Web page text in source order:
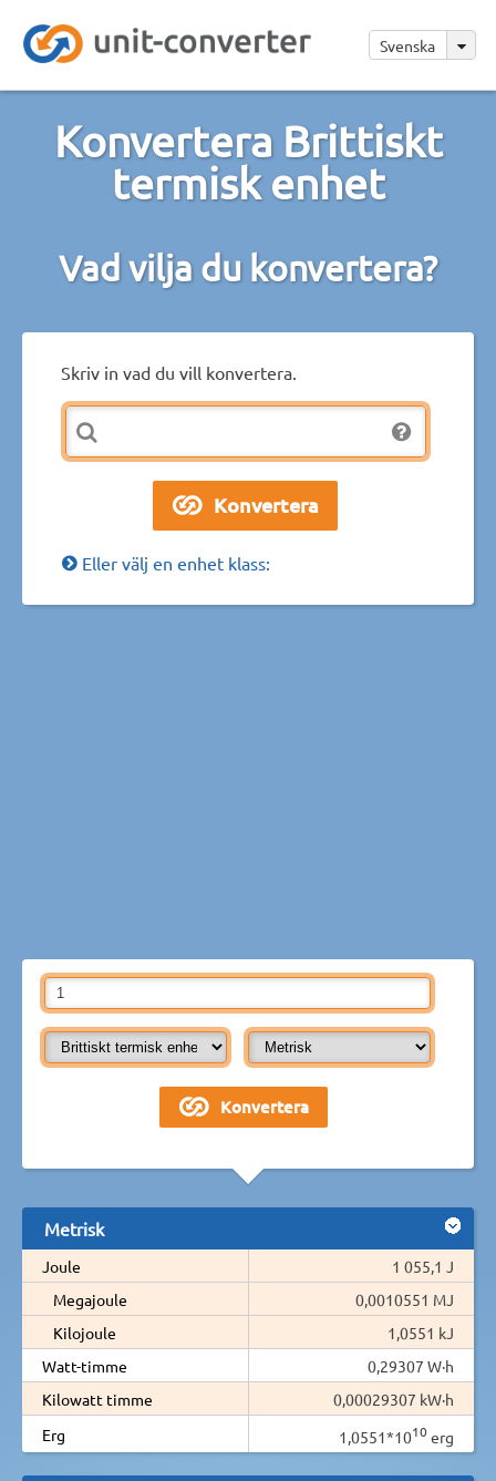
Svenska
Konvertera Brittiskt
termisk enhet
Vad vilja du konvertera?
Skriv in vad du vill konvertera.
Eller välj en enhet klass:
Metrisk
Joule
1 055,1 J
Megajoule
0,0010551 MJ
Kilojoule
1,0551 kJ
Watt-timme
0,29307 W·h
Kilowatt timme
0,00029307 kW·h
Erg
1,0551*1010 erg